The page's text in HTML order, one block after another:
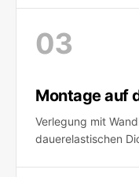
03
Montage auf
Verlegung mit
dauerelastischen